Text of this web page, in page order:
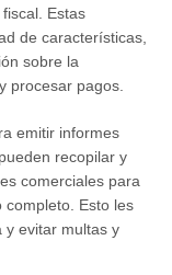
Estas
de características,
sobre la
procesar pagos.
emitir informes
recopilar y
comerciales para
Esto les
y evitar multas y